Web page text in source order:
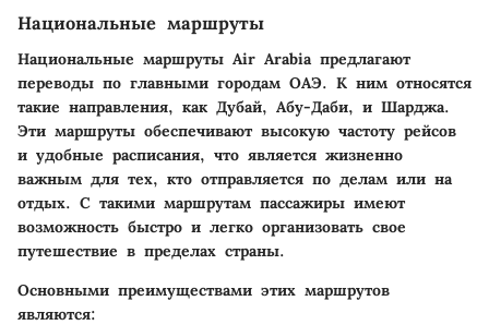
Национальные маршруты
Национальные маршруты Air Arabia предлагают
переводы по главными городам ОАЭ. К ним относятся
такие направления, как Дубай, Абу-Даби, и Шарджа.
Эти маршруты обеспечивают высокую частоту рейсов
и удобные расписания, что является жизненно
важным для тех, кто отправляется по делам или на
отдых. С такими маршрутам пассажиры имеют
возможность быстро и легко организовать свое
путешествие в пределах страны.
Основными преимуществами этих маршрутов
являются: